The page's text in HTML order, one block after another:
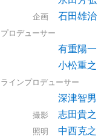
企画 石田雄治
プロデューサー
有重陽一
小松重之
ラインプロデューサー
深津智男
撮影 志田貴之
照明 中西克之